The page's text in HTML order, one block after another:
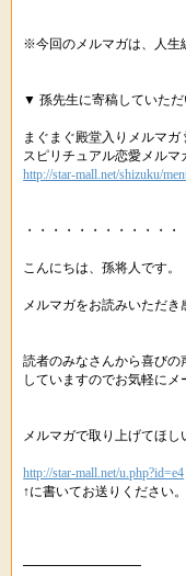
※今回のメルマガは、人生
▼ 孫先生に寄稿していた
まぐまぐ殿堂入りメルマ
スピリチュアル恋愛メルマ
http://star-mall.net/shizuku/
・・・・・・・・・・・・
こんにちは、孫将人です。
メルマガをお読みいただき
読者のみなさんから喜びの
していますのでお気軽にメ
メルマガで取り上げてほし
http://star-mall.net/u.php?id=e4
↑に書いてお送りください。
━━━━━━━━━